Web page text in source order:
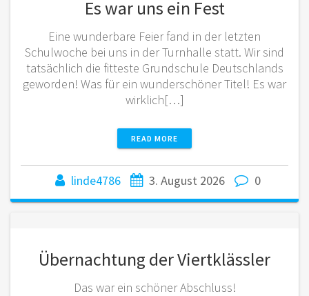
Es war uns ein Fest
Eine wunderbare Feier fand in der letzten
Schulwoche bei uns in der Turnhalle statt. Wir sind
tatsächlich die fitteste Grundschule Deutschlands
geworden! Was für ein wunderschöner Titel! Es war
wirklich[…]
READ MORE
linde4786 3. August 2026 0
Übernachtung der Viertklässler
Das war ein schöner Abschluss!